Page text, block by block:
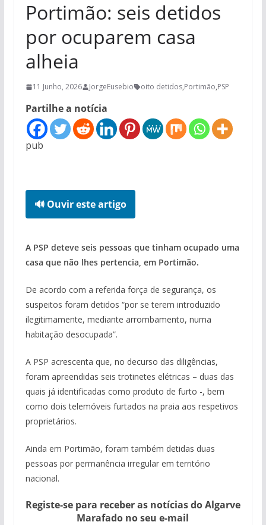
Portimão: seis detidos
por ocuparem casa
alheia
11 Junho, 2026 JorgeEusebio oito detidos,Portimão,PSP
Partilhe a notícia
pub
🔊 Ouvir este artigo
A PSP deteve seis pessoas que tinham ocupado uma
casa que não lhes pertencia, em Portimão.
De acordo com a referida força de segurança, os
suspeitos foram detidos “por se terem introduzido
ilegitimamente, mediante arrombamento, numa
habitação desocupada”.
A PSP acrescenta que, no decurso das diligências,
foram apreendidas seis trotinetes elétricas – duas das
quais já identificadas como produto de furto -, bem
como dois telemóveis furtados na praia aos respetivos
proprietários.
Ainda em Portimão, foram também detidas duas
pessoas por permanência irregular em território
nacional.
Registe-se para receber as notícias do Algarve
Marafado no seu e-mail